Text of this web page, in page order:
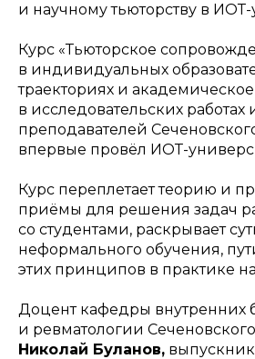
и научному тьюторству в ИОТ-
Курс «Тьюторское
в индивидуальных
траекториях и
в исследовательских работах
преподавателей
впервые провёл ИОТ-
Курс переплетает теорию и
приёмы для решения задач
со студентами, раскрывает
неформального обучения,
этих принципов в практике
Доцент кафедры внутренних
и ревматологии
Николай Буланов, выпускник